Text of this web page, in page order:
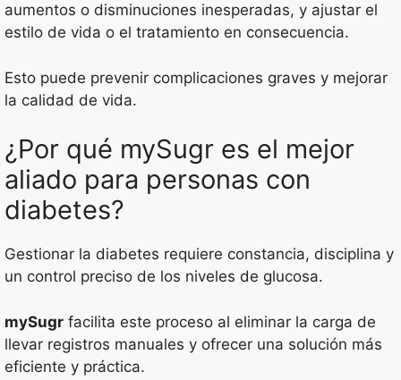
aumentos o disminuciones inesperadas, y ajustar el
estilo de vida o el tratamiento en consecuencia.
Esto puede prevenir complicaciones graves y mejorar
la calidad de vida.
¿Por qué mySugr es el mejor
aliado para personas con
diabetes?
Gestionar la diabetes requiere constancia, disciplina y
un control preciso de los niveles de glucosa.
mySugr facilita este proceso al eliminar la carga de
llevar registros manuales y ofrecer una solución más
eficiente y práctica.